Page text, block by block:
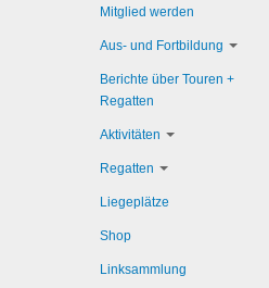
Mitglied werden
Aus- und Fortbildung
Berichte über Touren +
Regatten
Aktivitäten
Regatten
Liegeplätze
Shop
Linksammlung